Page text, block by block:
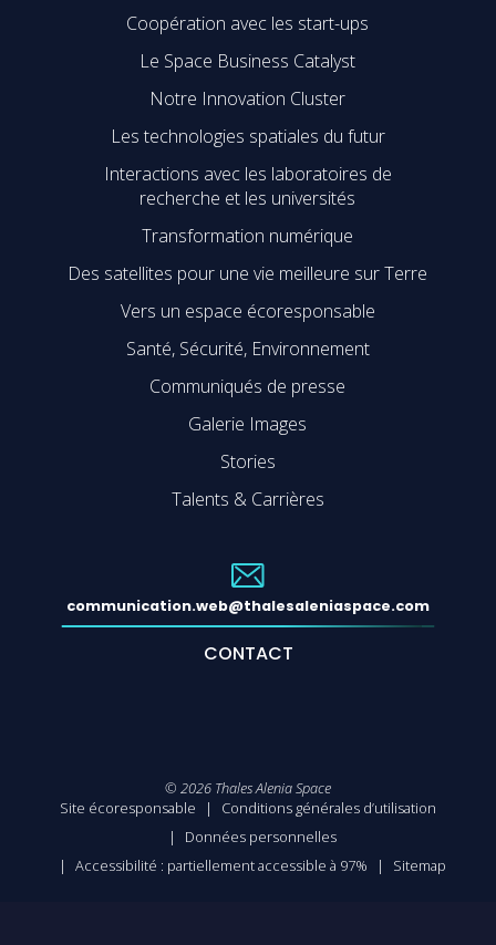
Coopération avec les start-ups
Le Space Business Catalyst
Notre Innovation Cluster
Les technologies spatiales du futur
Interactions avec les laboratoires de
recherche et les universités
Transformation numérique
Des satellites pour une vie meilleure sur Terre
Vers un espace écoresponsable
Santé, Sécurité, Environnement
Communiqués de presse
Galerie Images
Stories
Talents & Carrières
communication.web@thalesaleniaspace.com
CONTACT
© 2026 Thales Alenia Space
Site écoresponsable
Conditions générales d’utilisation
Données personnelles
Accessibilité : partiellement accessible à 97%
Sitemap